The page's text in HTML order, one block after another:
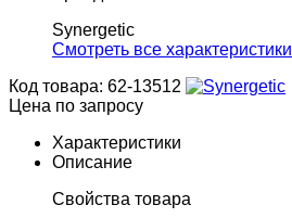
Synergetic
Cмотреть все характеристики
Код товара: 62-13512
Цена по запросу
Характеристики
Описание
Свойства товара